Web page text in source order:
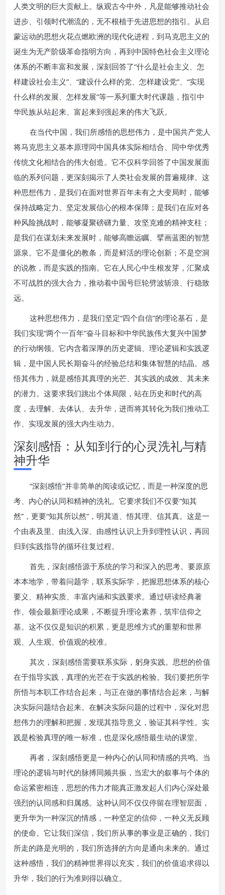
人类文明的巨大贡献上。纵观古今中外，凡是能够推动社会
进步、引领时代潮流的，无不根植于先进思想的指引。从启
蒙运动的思想火花点燃欧洲的现代化进程，到马克思主义的
诞生为无产阶级革命指明方向，再到中国特色社会主义理论
体系的不断丰富和发展，深刻回答了“什么是社会主义、怎
样建设社会主义”、“建设什么样的党、怎样建设党”、“实现
什么样的发展、怎样发展”等一系列重大时代课题，指引中
华民族从站起来、富起来到强起来的伟大飞跃。
在当代中国，我们所感悟的思想伟力，是中国共产党人
将马克思主义基本原理同中国具体实际相结合、同中华优秀
传统文化相结合的伟大创造。它不仅科学回答了中国发展面
临的系列问题，更深刻揭示了人类社会发展的普遍规律。这
种思想伟力，是我们在面对世界百年未有之大变局时，能够
保持战略定力、坚定发展信心的根本保障；是我们在应对各
种风险挑战时，能够凝聚磅礴力量、攻坚克难的精神支柱；
是我们在谋划未来发展时，能够高瞻远瞩、擘画蓝图的智慧
源泉。它不是僵化的教条，而是鲜活的理论创新；不是空洞
的说教，而是实践的指南。它在人民心中生根发芽，汇聚成
不可战胜的强大合力，推动着中国号巨轮劈波斩浪、行稳致
远。
这种思想伟力，是我们坚定“四个自信”的理论基石，是
我们实现“两个一百年”奋斗目标和中华民族伟大复兴中国梦
的行动纲领。它内含着深厚的历史逻辑、理论逻辑和实践逻
辑，是中国人民长期奋斗的经验总结和集体智慧的结晶。感
悟其伟力，就是感悟其真理的光芒、其实践的成效、其未来
的潜力。这要求我们跳出个体局限，站在历史和时代的高
度，去理解、去体认、去升华，进而将其转化为我们推动工
作、实现发展的强大内生动力。
深刻感悟：从知到行的心灵洗礼与精
神升华
“深刻感悟”并非简单的阅读或记忆，而是一种深度的思
考、内心的认同和精神的洗礼。它要求我们不仅要“知其
然”，更要“知其所以然”，明其道、悟其理、信其真。这是一
个由表及里、由浅入深、由感性认识上升到理性认识，再回
归到实践指导的循环往复过程。
首先，深刻感悟源于系统的学习和深入的思考。要原原
本本地学，带着问题学，联系实际学，把握思想体系的核心
要义、精神实质、丰富内涵和实践要求。通过研读经典著
作、领会最新理论成果，不断提升理论素养，筑牢信仰之
基。这不仅仅是知识的积累，更是思维方式的重塑和世界
观、人生观、价值观的校准。
其次，深刻感悟需要联系实际，躬身实践。思想的价值
在于指导实践，真理的光芒在于实践的检验。我们要把所学
所悟与本职工作结合起来，与正在做的事情结合起来，与解
决实际问题结合起来。在解决实际问题的过程中，深化对思
想伟力的理解和把握，发现其指导意义，验证其科学性。实
践是检验真理的唯一标准，也是深化感悟最生动的课堂。
再者，深刻感悟更是一种内心的认同和情感的共鸣。当
理论的逻辑与时代的脉搏同频共振，当宏大的叙事与个体的
命运紧密相连，思想的伟力才能真正激发起人们内心深处最
强烈的认同感和归属感。这种认同不仅仅停留在理智层面，
更升华为一种深沉的情感，一种坚定的信仰，一种义无反顾
的使命。它让我们深信，我们所从事的事业是正确的，我们
所走的路是光明的，我们所选择的方向是通向未来的。通过
这种感悟，我们的精神世界得以充实，我们的价值追求得以
升华，我们的行为准则得以确立。